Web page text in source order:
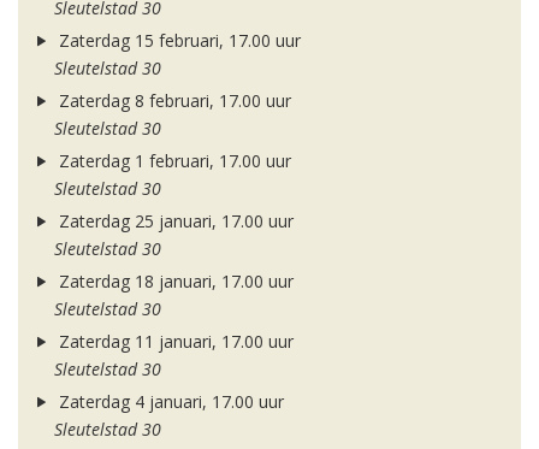
Sleutelstad 30
Zaterdag 15 februari, 17.00 uur
Sleutelstad 30
Zaterdag 8 februari, 17.00 uur
Sleutelstad 30
Zaterdag 1 februari, 17.00 uur
Sleutelstad 30
Zaterdag 25 januari, 17.00 uur
Sleutelstad 30
Zaterdag 18 januari, 17.00 uur
Sleutelstad 30
Zaterdag 11 januari, 17.00 uur
Sleutelstad 30
Zaterdag 4 januari, 17.00 uur
Sleutelstad 30